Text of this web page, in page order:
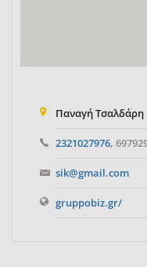
Παναγή Τσαλδάρη
2321027976,
sik@gmail.com
gruppobiz.gr/